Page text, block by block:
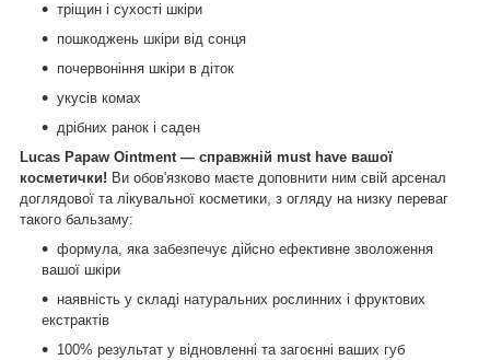
тріщин і сухості шкіри
пошкоджень шкіри від сонця
почервоніння шкіри в діток
укусів комах
дрібних ранок і саден
Lucas Papaw Ointment — справжній must have вашої
косметички! Ви обов'язково маєте доповнити ним свій арсенал
доглядової та лікувальної косметики, з огляду на низку переваг
такого бальзаму:
формула, яка забезпечує дійсно ефективне зволоження
вашої шкіри
наявність у складі натуральних рослинних і фруктових
екстрактів
100% результат у відновленні та загоєнні ваших губ